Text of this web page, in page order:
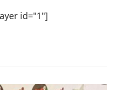
id="1"]